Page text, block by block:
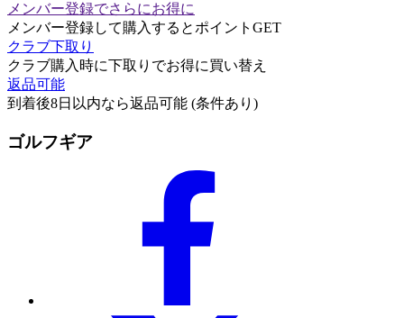
メンバー登録でさらにお得に
メンバー登録して購入するとポイントGET
クラブ下取り
クラブ購入時に下取りでお得に買い替え
返品可能
到着後8日以内なら返品可能 (条件あり)
ゴルフギア